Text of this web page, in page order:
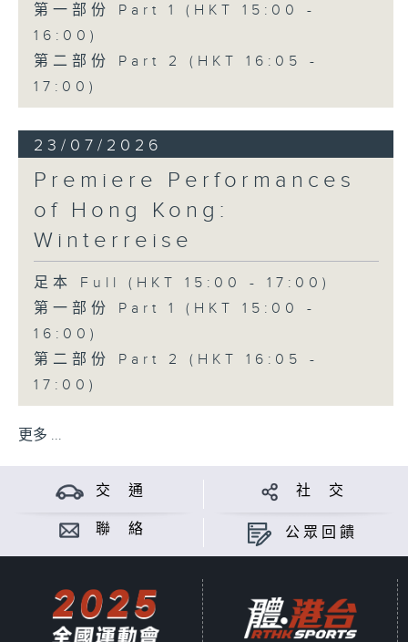
第一部份 Part 1 (HKT 15:00 -
16:00)
第二部份 Part 2 (HKT 16:05 -
17:00)
23/07/2026
Premiere Performances
of Hong Kong:
Winterreise
足本 Full (HKT 15:00 - 17:00)
第一部份 Part 1 (HKT 15:00 -
16:00)
第二部份 Part 2 (HKT 16:05 -
17:00)
更多 ...
交 通 社 交
聯 絡 公眾回饋